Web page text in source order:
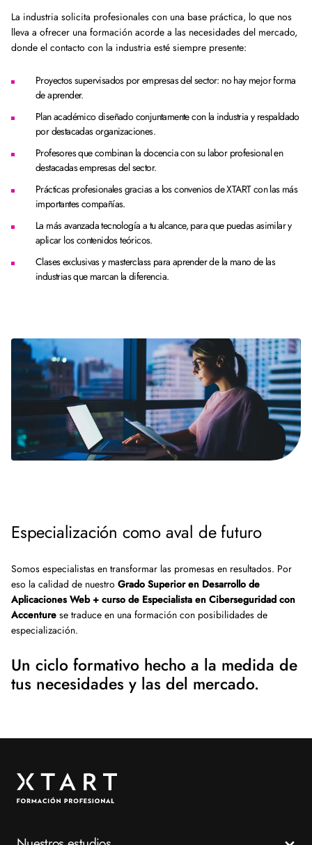
La industria solicita profesionales con una base práctica, lo que nos
lleva a ofrecer una formación acorde a las necesidades del mercado,
donde el contacto con la industria esté siempre presente:
Proyectos supervisados por empresas del sector: no hay mejor forma
de aprender.
Plan académico diseñado conjuntamente con la industria y respaldado
por destacadas organizaciones.
Profesores que combinan la docencia con su labor profesional en
destacadas empresas del sector.
Prácticas profesionales gracias a los convenios de XTART con las más
importantes compañías.
La más avanzada tecnología a tu alcance, para que puedas asimilar y
aplicar los contenidos teóricos.
Clases exclusivas y masterclass para aprender de la mano de las
industrias que marcan la diferencia.
Especialización como aval de futuro
Somos especialistas en transformar las promesas en resultados. Por
eso la calidad de nuestro Grado Superior en Desarrollo de
Aplicaciones Web + curso de Especialista en Ciberseguridad con
Accenture se traduce en una formación con posibilidades de
especialización.
Un ciclo formativo hecho a la medida de
tus necesidades y las del mercado.